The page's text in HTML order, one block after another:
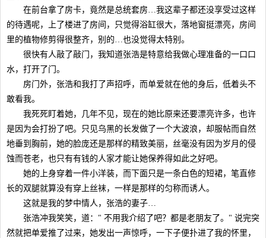
在前台拿了房卡，竟然是总统套房…我这辈子都还没享受过这样
的待遇呢，上了楼进了房间，只觉得浴缸很大，落地窗挺漂亮，房间
里的植物修剪得很整齐，别的…也没觉得太特别。
很快有人敲了敲门，我知道张浩是特意给我做心理准备的一口口
水，打开了门。
房门外，张浩和我打了声招呼，而单爱就在他的身后，低着头不
敢看我。
我死死盯着她，几年不见，现在的她比原来还要漂亮许多，也许
是因为会打扮了吧。只见乌黑的长发做了一个大波浪，却服帖而自然
地垂到胸前，她的脸庞还是那样的精致美丽，丝毫没有因为岁月的侵
蚀而苍老，也只有有钱的人家才能让她保养得如此之好吧。
她的上身穿着一件小洋装，而下面只是一条白色的短裙，笔直修
长的双腿就算没有穿上丝袜，一样是那样的匀称而诱人。
这就是我的梦中情人，张浩的妻子…
张浩冲我笑笑，道：" 不用我介绍了吧？都是老朋友了。" 说完突
然就把单爱推了过来，她发出一声惊呼，一下子便扑进了我的怀里，